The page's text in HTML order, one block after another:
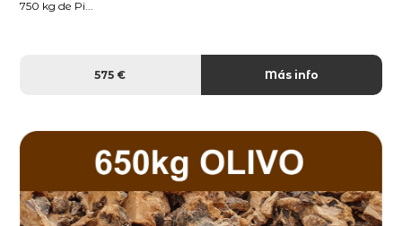
750 kg de Pi...
575 € Más info